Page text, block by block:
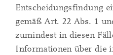
Entscheidungsfindung
gemäß Art. 22 Abs. 1
zumindest in diesen
Informationen über die